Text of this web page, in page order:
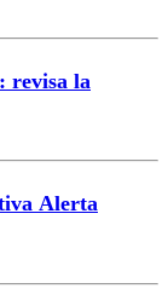
revisa la
Alerta